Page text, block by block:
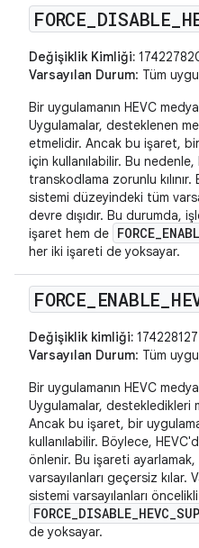
FORCE DISABLE
Değişiklik Kimliği:
Varsayılan Durum: Tüm
Bir uygulamanın HEVC
Uygulamalar, desteklenen
etmelidir. Ancak bu işaret,
için kullanılabilir. Bu
transkodlama zorunlu
sistemi düzeyindeki tüm
devre dışıdır. Bu durumda,
işaret hem de
her iki işareti de yoksayar.
FORCE ENABLE
Değişiklik kimliği: 174228127
Varsayılan Durum: Tüm
Bir uygulamanın HEVC
Uygulamalar,
Ancak bu işaret, bir
kullanılabilir. Böylece,
önlenir. Bu işareti
varsayılanları geçersiz kılar.
sistemi varsayılanları
de yoksayar.